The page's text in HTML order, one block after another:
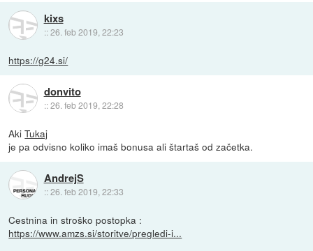
kixs
::26. feb 2019, 22:23
https://g24.si/
donvito
::26. feb 2019, 22:28
AkiTukaj
je pa odvisno koliko imaš bonusa ali štartaš od začetka.
AndrejS
::26. feb 2019, 22:33
Cestnina in stroško postopka :
https://www.amzs.si/storitve/pregledi-i...